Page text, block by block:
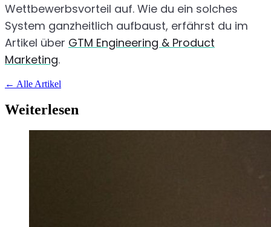
Wettbewerbsvorteil auf. Wie du ein solches
System ganzheitlich aufbaust, erfährst du im
Artikel über GTM Engineering & Product
Marketing.
← Alle Artikel
Weiterlesen